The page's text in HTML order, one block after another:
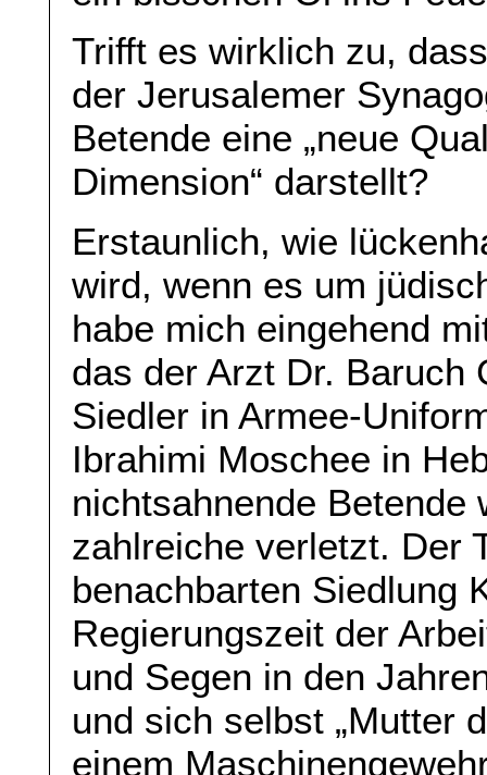
Trifft es wirklich zu,
der Jerusalemer
Betende eine „neue
Dimension“ darstellt?
Erstaunlich, wie
wird, wenn es um
habe mich eingehend
das der Arzt Dr. Baruch
Siedler in Armee-
Ibrahimi Moschee in
nichtsahnende
zahlreiche verletzt. Der
benachbarten Siedlung
Regierungszeit der
und Segen in den
und sich selbst „Mutter
einem